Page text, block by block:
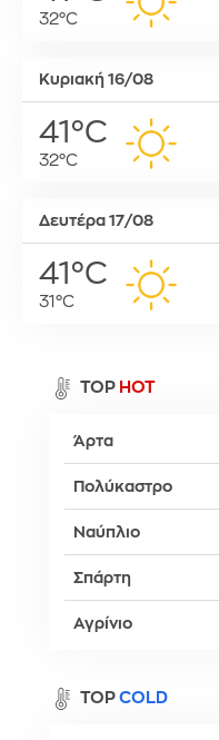
32°C
Κυριακή 16/08
41°C
32°C
Δευτέρα 17/08
41°C
31°C
TOP HOT
Άρτα
Πολύκαστρο
Ναύπλιο
Σπάρτη
Αγρίνιο
TOP COLD